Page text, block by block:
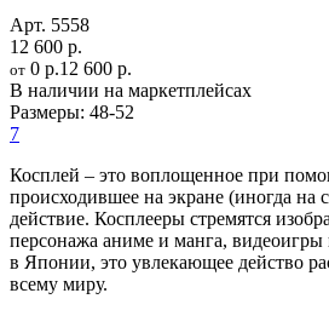
Арт. 5558
12 600 р.
от 0 р.12 600 р.
В наличии на маркетплейсах
Размеры: 48-52
7
Косплей – это воплощенное при
происходившее на экране (иногда на
действие. Косплееры стремятся
персонажа аниме и манга,
в Японии, это увлекающее действо
всему миру.